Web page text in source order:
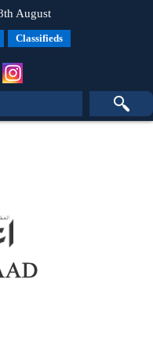
August
Classifieds